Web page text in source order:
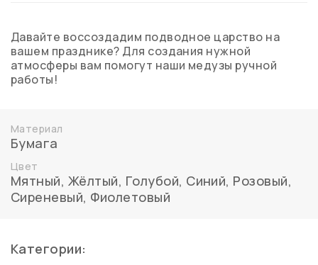
Давайте воссоздадим подводное царство на
вашем празднике? Для создания нужной
атмосферы вам помогут наши медузы ручной
работы!
Материал
Бумага
Цвет
Мятный, Жёлтый, Голубой, Синий, Розовый,
Сиреневый, Фиолетовый
Категории: